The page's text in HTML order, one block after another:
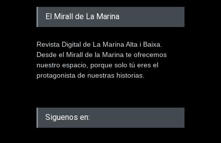
El Mirall de La Marina
Revista Digital de La Marina Alta i Baixa.
Desde el Mirall de la Marina te ofrecemos
nuestro espacio, porque solo tú eres el
protagonista de nuestras historias.
Siguenos en: